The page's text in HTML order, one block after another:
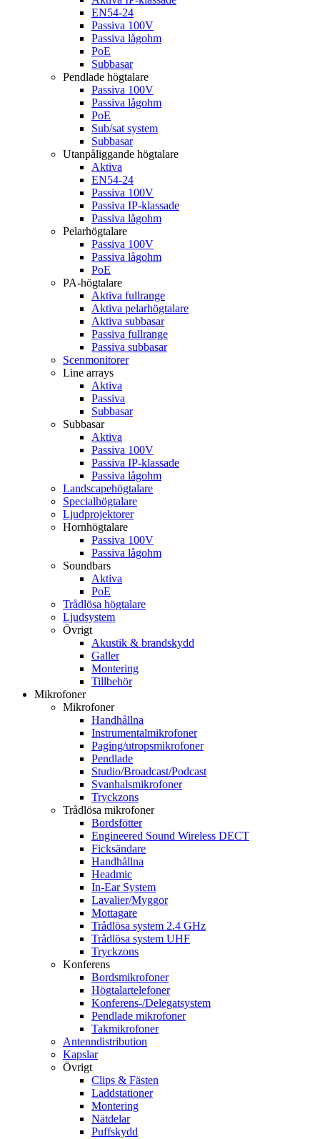
EN54-24
Passiva 100V
Passiva lågohm
PoE
Subbasar
Pendlade högtalare
Passiva 100V
Passiva lågohm
PoE
Sub/sat system
Subbasar
Utanpåliggande högtalare
Aktiva
EN54-24
Passiva 100V
Passiva IP-klassade
Passiva lågohm
Pelarhögtalare
Passiva 100V
Passiva lågohm
PoE
PA-högtalare
Aktiva fullrange
Aktiva pelarhögtalare
Aktiva subbasar
Passiva fullrange
Passiva subbasar
Scenmonitorer
Line arrays
Aktiva
Passiva
Subbasar
Subbasar
Aktiva
Passiva 100V
Passiva IP-klassade
Passiva lågohm
Landscapehögtalare
Specialhögtalare
Ljudprojektorer
Hornhögtalare
Passiva 100V
Passiva lågohm
Soundbars
Aktiva
PoE
Trådlösa högtalare
Ljudsystem
Övrigt
Akustik & brandskydd
Galler
Montering
Tillbehör
Mikrofoner
Mikrofoner
Handhållna
Instrumentalmikrofoner
Paging/utropsmikrofoner
Pendlade
Studio/Broadcast/Podcast
Svanhalsmikrofoner
Tryckzons
Trådlösa mikrofoner
Bordsfötter
Engineered Sound Wireless DECT
Ficksändare
Handhållna
Headmic
In-Ear System
Lavalier/Myggor
Mottagare
Trådlösa system 2.4 GHz
Trådlösa system UHF
Tryckzons
Konferens
Bordsmikrofoner
Högtalartelefoner
Konferens-/Delegatsystem
Pendlade mikrofoner
Takmikrofoner
Antenndistribution
Kapslar
Övrigt
Clips & Fästen
Laddstationer
Montering
Nätdelar
Puffskydd